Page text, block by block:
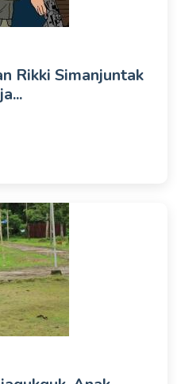
Rikki Simanjuntak